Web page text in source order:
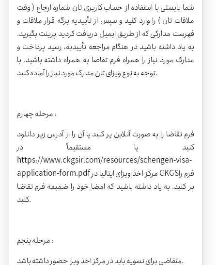
شما بایستی با استفاده از حساب کاربری تان شماره ارجاع ( وقت
ملاقات تان ) را وارد کنید و سپس از تأییدیه برگه قرار ملاقات و
فهرست مدارکی که از طریق ایمیل دریافت کردید پرینت بگیرید.
به یاد داشته باشید در هنگام مراجعه تأییدیه، رسید پرداخت و
مدارک مورد نیاز را همراه فرم تقاضا به همراه داشته باشید. با
توجه به نوع ویزای تان مدارک مورد نیاز را آماده کنید.
مرحله چهارم :
فرم تقاضا را به صورت آنلاین پر کنید یا آن را از آدرس زیر دانلود
کنید یا مستقیماً در
https://www.ckgsir.com/resources/schengen-visa-
application-form.pdf مرکز اخذ ویزای ایتالیا در CKGSفرم را
پر کنید. به یاد داشته باشید که امضا خود را ضمیمه فرم تقاضا
کنید.
مرحله پنجم :
متقاضی برای تسویه باید در مرکز اخذ ویزا حضور داشته باشد.